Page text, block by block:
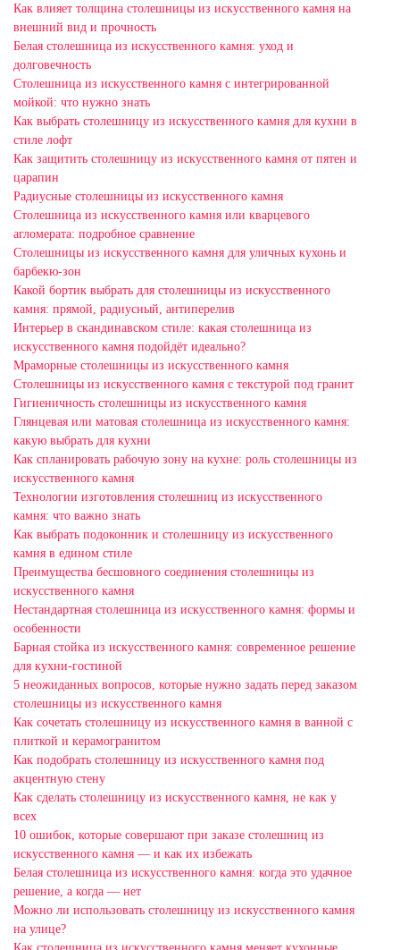
Как влияет толщина столешницы из искусственного камня на
внешний вид и прочность
Белая столешница из искусственного камня: уход и
долговечность
Столешница из искусственного камня с интегрированной
мойкой: что нужно знать
Как выбрать столешницу из искусственного камня для кухни в
стиле лофт
Как защитить столешницу из искусственного камня от пятен и
царапин
Радиусные столешницы из искусственного камня
Столешница из искусственного камня или кварцевого
агломерата: подробное сравнение
Столешницы из искусственного камня для уличных кухонь и
барбекю-зон
Какой бортик выбрать для столешницы из искусственного
камня: прямой, радиусный, антиперелив
Интерьер в скандинавском стиле: какая столешница из
искусственного камня подойдёт идеально?
Мраморные столешницы из искусственного камня
Столешницы из искусственного камня с текстурой под гранит
Гигиеничность столешницы из искусственного камня
Глянцевая или матовая столешница из искусственного камня:
какую выбрать для кухни
Как спланировать рабочую зону на кухне: роль столешницы из
искусственного камня
Технологии изготовления столешниц из искусственного
камня: что важно знать
Как выбрать подоконник и столешницу из искусственного
камня в едином стиле
Преимущества бесшовного соединения столешницы из
искусственного камня
Нестандартная столешница из искусственного камня: формы и
особенности
Барная стойка из искусственного камня: современное решение
для кухни-гостиной
5 неожиданных вопросов, которые нужно задать перед заказом
столешницы из искусственного камня
Как сочетать столешницу из искусственного камня в ванной с
плиткой и керамогранитом
Как подобрать столешницу из искусственного камня под
акцентную стену
Как сделать столешницу из искусственного камня, не как у
всех
10 ошибок, которые совершают при заказе столешниц из
искусственного камня — и как их избежать
Белая столешница из искусственного камня: когда это удачное
решение, а когда — нет
Можно ли использовать столешницу из искусственного камня
на улице?